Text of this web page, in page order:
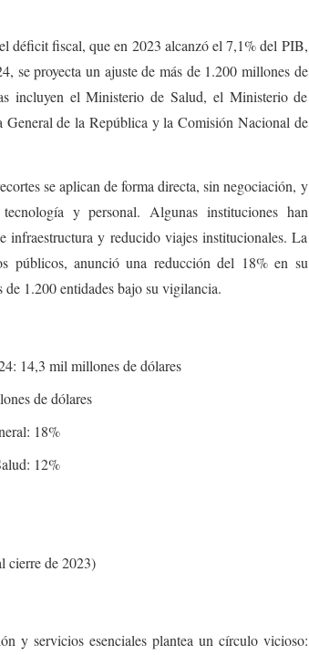
déficit fiscal, que en 2023 alcanzó el 7,1% del PIB,
se proyecta un ajuste de más de 1.200 millones de
incluyen el Ministerio de Salud, el Ministerio de
de la República y la Comisión Nacional de
se aplican de forma directa, sin negociación, y
y personal. Algunas instituciones han
infraestructura y reducido viajes institucionales. La
públicos, anunció una reducción del 18% en su
1.200 entidades bajo su vigilancia.
14,3 mil millones de dólares
de dólares
18%
12%
cierre de 2023)
y servicios esenciales plantea un círculo vicioso: